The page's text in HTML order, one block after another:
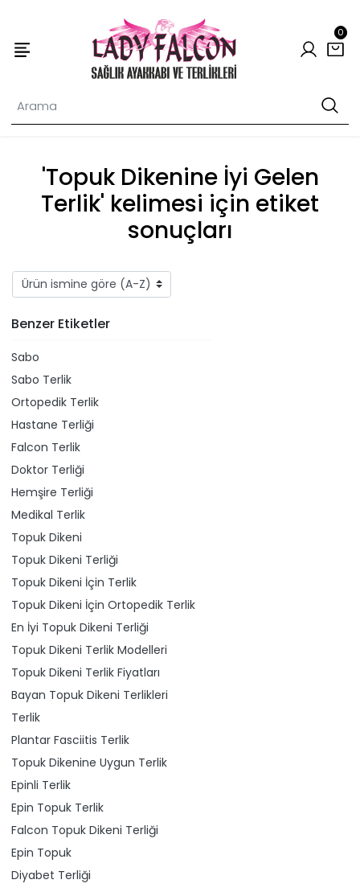
0
'Topuk Dikenine İyi Gelen
Terlik' kelimesi için etiket
sonuçları
Benzer Etiketler
Sabo
Sabo Terlik
Ortopedik Terlik
Hastane Terliği
Falcon Terlik
Doktor Terliği
Hemşire Terliği
Medikal Terlik
Topuk Dikeni
Topuk Dikeni Terliği
Topuk Dikeni İçin Terlik
Topuk Dikeni İçin Ortopedik Terlik
En İyi Topuk Dikeni Terliği
Topuk Dikeni Terlik Modelleri
Topuk Dikeni Terlik Fiyatları
Bayan Topuk Dikeni Terlikleri
Terlik
Plantar Fasciitis Terlik
Topuk Dikenine Uygun Terlik
Epinli Terlik
Epin Topuk Terlik
Falcon Topuk Dikeni Terliği
Epin Topuk
Diyabet Terliği